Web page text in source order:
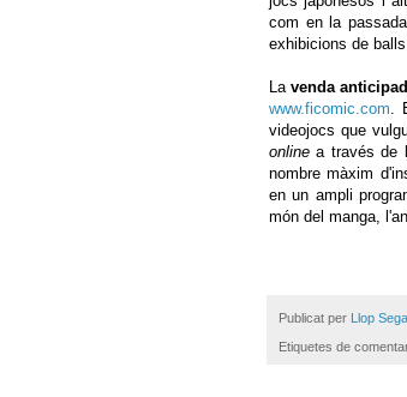
com en la
exhibicions de
Lavenda
www.ficomic.com.
videojocs que
online a través de
nombre màxim
en un ampli
món del manga,
Publicat per Llop
Etiquetes de